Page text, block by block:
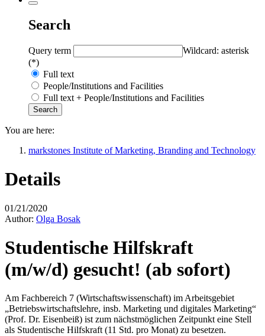
Search
Query term
Wildcard: asterisk
(*)
Full text
People/Institutions and Facilities
Full text + People/Institutions and Facilities
You are here:
markstones Institute of Marketing, Branding and Technology
Details
01/21/2020
Author: Olga Bosak
Studentische Hilfskraft
(m/w/d) gesucht! (ab sofort)
Am Fachbereich 7 (Wirtschaftswissenschaft) im Arbeitsgebiet
„Betriebswirtschaftslehre, insb. Marketing und digitales Marketing“
(Prof. Dr. Eisenbeiß) ist zum nächstmöglichen Zeitpunkt eine Stell
als Studentische Hilfskraft (11 Std. pro Monat) zu besetzen.